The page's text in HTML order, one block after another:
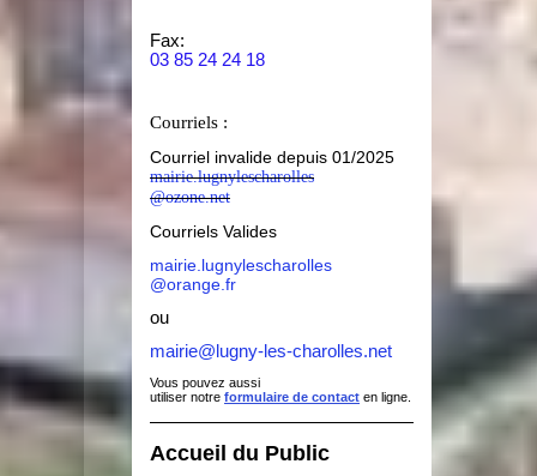
Fax:
03 85 24 24 18
Courriels :
Courriel invalide depuis 01/2025
mairie.lugnylescharolles
@ozone.net
Courriels Valides
mairie.lugnylescharolles
@orange.fr
ou
mairie@lugny-les-charolles.net
Vous pouvez aussi
utiliser notre formulaire de contact en ligne.
Accueil du Public